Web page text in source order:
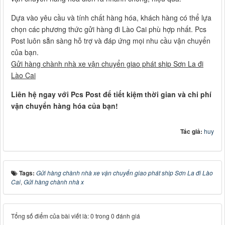
Dựa vào yêu cầu và tính chất hàng hóa, khách hàng có thể lựa
chọn các phương thức gửi hàng đi Lào Cai phù hợp nhất. Pcs
Post luôn sẵn sàng hỗ trợ và đáp ứng mọi nhu cầu vận chuyển
của bạn.
Gửi hàng chành nhà xe vận chuyển giao phát ship Sơn La đi
Lào Cai
Liên hệ ngay với Pcs Post để tiết kiệm thời gian và chi phí
vận chuyển hàng hóa của bạn!
Tác giả: huy
Tags: Gửi hàng chành nhà xe vận chuyển giao phát ship Sơn La đi Lào
Cai, Gửi hàng chành nhà x
Tổng số điểm của bài viết là: 0 trong 0 đánh giá